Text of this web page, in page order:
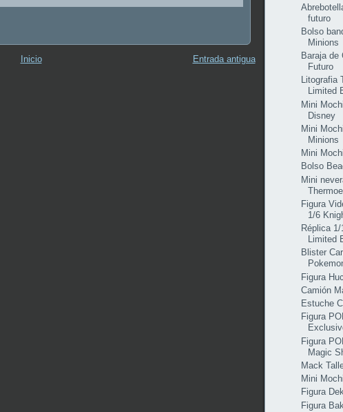
Entrada antigua
Inicio
futuro
Bolso
Minions
Baraja de
Futuro
Litografia
Limited
Mini
Disney
Mini
Minions
Mini
Bolso
Mini
Figura
1/6
Réplica
Limited
Blister
Figura
Camión
Estuche
Figura
Figura
Magic
Mack
Mini
Figura
Figura